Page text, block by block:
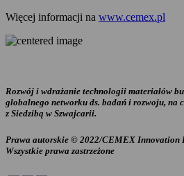
Więcej informacji na www.cemex.pl
Rozwój i wdrażanie technologii materiałów
globalnego networku ds. badań i rozwoju, na
z Siedzibą w Szwajcarii.
Prawa autorskie © 2022/CEMEX Innovation
Wszystkie prawa zastrzeżone